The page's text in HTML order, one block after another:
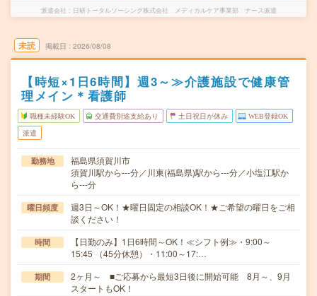
派遣会社 日研トータルソーシング株式会社 メディカルケア事業部 ナース派遣
未読 掲載日 2026/08/08
【時短×1日6時間】週3～≫介護施設で健康管
理メイン＊看護師
職種未経験OK 交通費別途支給あり 土日祝日が休み WEB登録OK
派遣
勤務地
福島県須賀川市
須賀川駅から---分／川東(福島県)駅から---分／小塩江駅か
ら---分
曜日頻度
週3日～OK！★曜日固定の相談OK！★ご希望の曜日をご相
談ください！
時間
【日勤のみ】1日6時間～OK！≪シフト例≫・9:00～
15:45 （45分休憩）・11:00～17:…
期間
2ヶ月～ ■ご応募から最短3日後に開始可能 8月～、9月
スタートもOK！